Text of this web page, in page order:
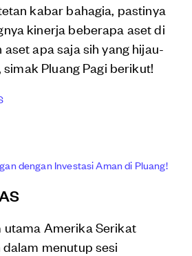
kabar bahagia, pastinya
kinerja beberapa aset di
aset apa saja sih yang hijau-
simak Pluang Pagi berikut!
dengan Investasi Aman di Pluang!
utama Amerika Serikat
menutup sesi